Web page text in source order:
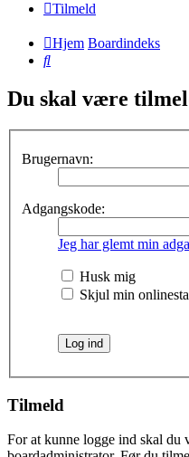
Tilmeld
Hjem Boardindeks
Søg
Du skal være
Brugernavn:
Adgangskode:
Jeg har glemt min
Husk mig
Skjul min
Tilmeld
For at kunne logge ind skal du